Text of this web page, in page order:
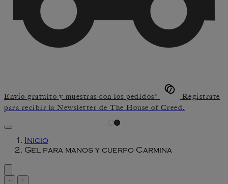
Envío gratuito y muestras con los pedidos*
Regístrate
para recibir la Newsletter de The House of Creed.
Inicio
Gel para manos y cuerpo Carmina